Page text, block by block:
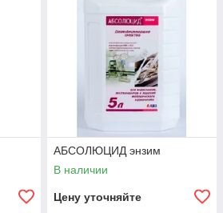
АБСОЛЮЦИД энзим
В наличии
Цену уточняйте